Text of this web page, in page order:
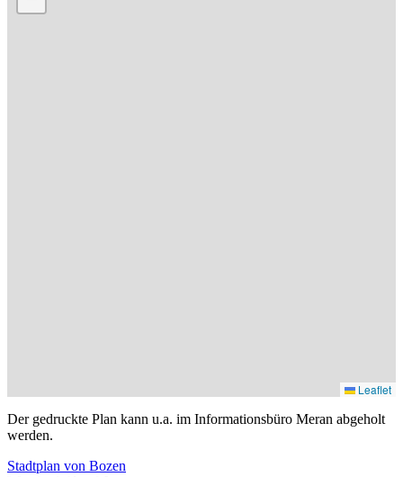
Leaflet
Der gedruckte Plan kann u.a. im Informationsbüro Meran abgeholt
werden.
Stadtplan von Bozen